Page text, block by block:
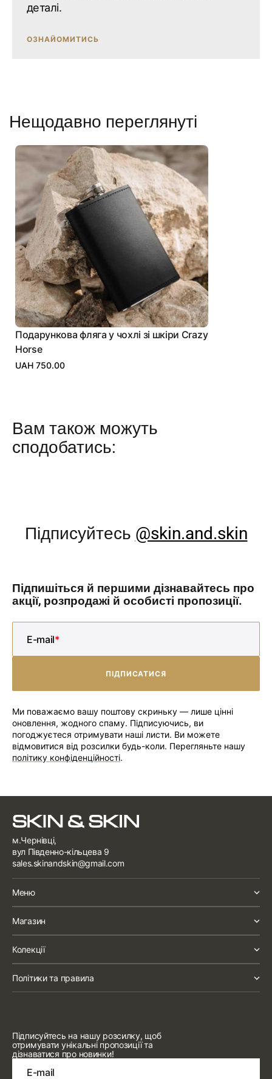
деталі.
ОЗНАЙОМИТИСЬ
Нещодавно переглянуті
Подарункова фляга у чохлі зі шкіри Crazy
Horse
UAH 750.00
Вам також можуть
сподобатись:
Підписуйтесь @skin.and.skin
Підпишіться й першими дізнавайтесь про
акції, розпродажі й особисті пропозиції.
E-mail
ПІДПИСАТИСЯ
ПІДПИСАТИСЯ
Ми поважаємо вашу поштову скриньку — лише цінні
оновлення, жодного спаму. Підписуючись, ви
погоджуєтеся отримувати наші листи. Ви можете
відмовитися від розсилки будь-коли. Перегляньте нашу
політику конфіденційності.
м.Чернівці,
вул Південно-кільцева 9
sales.skinandskin@gmail.com
Меню
Магазин
Колекції
Політики та правила
Підписуйтесь на нашу розсилку, щоб
отримувати унікальні пропозиції та
дізнаватися про новинки!
E-mail